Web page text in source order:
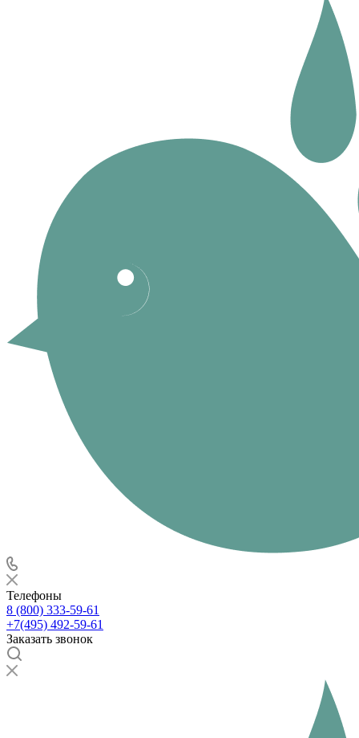
Телефоны
8 (800) 333-59-61
+7(495) 492-59-61
Заказать звонок